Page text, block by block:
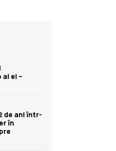
ei –
de ani într-
în